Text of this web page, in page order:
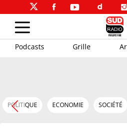
Podcasts Grille
POLITIQUE ECONOMIE SOCIÉTÉ